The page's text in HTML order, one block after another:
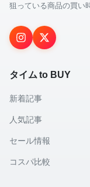
狙っている商品の買
タイム to BUY
新着記事
人気記事
セール情報
コスパ比較